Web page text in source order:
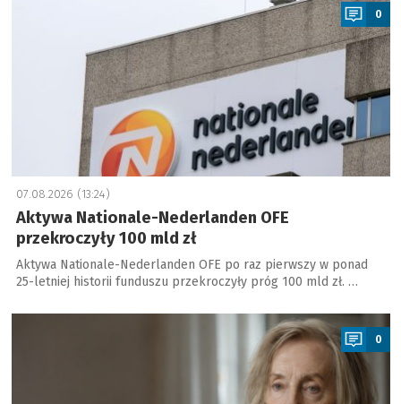
0
07.08.2026 (13:24)
Aktywa Nationale-Nederlanden OFE
przekroczyły 100 mld zł
Aktywa Nationale-Nederlanden OFE po raz pierwszy w ponad
25-letniej historii funduszu przekroczyły próg 100 mld zł. …
a
0